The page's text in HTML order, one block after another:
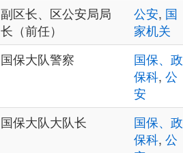
副区长、区公安局局
长（前任）
公安, 国
家机关
国保大队警察
国保、政
保科, 公
安
国保大队大队长
国保、政
保科, 公